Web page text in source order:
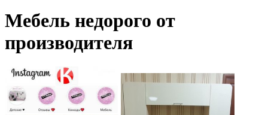
Мебель недорого от
производителя